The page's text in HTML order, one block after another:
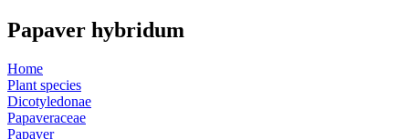
Papaver hybridum
Home
Plant species
Dicotyledonae
Papaveraceae
Papaver